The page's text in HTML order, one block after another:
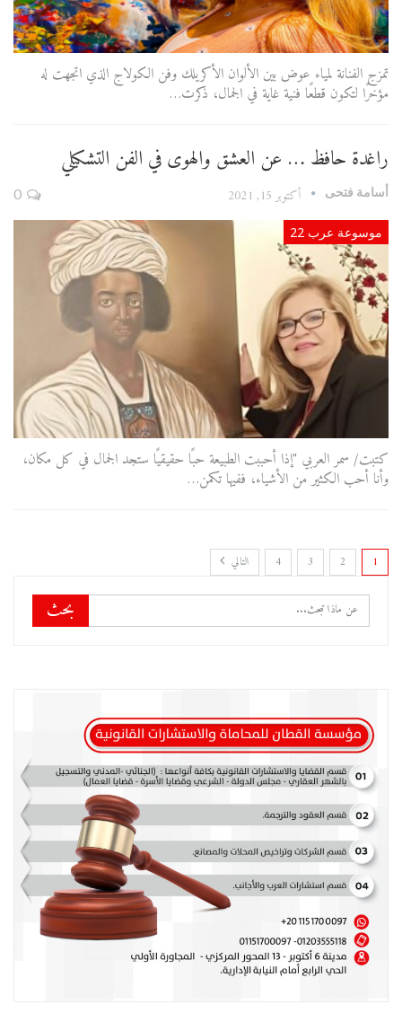
تمزج الفنانة لمياء عوض بين الألوان الأكريلك وفن الكولاج الذي اتجهت له
مؤخرًا لتكون قطعًا فنية غاية في الجمال، ذكرت…
راغدة حافظ … عن العشق والهوى في الفن التشكيلي
أسامة فتحى أكتوبر 15, 2021
موسوعة عرب 22
كتبت/ سمر العربي "إذا أحببت الطبيعة حبًا حقيقيًا ستجد الجمال في كل مكان،
وأنا أحب الكثير من الأشياء، ففيها تكمن…
1
2
3
4 التالي